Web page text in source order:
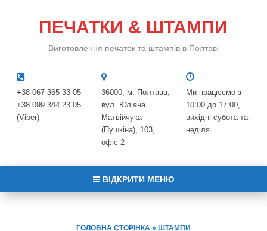
ПЕЧАТКИ & ШТАМПИ
Виготовлення печаток та штампів в Полтаві
Ми працюємо з
10:00 до 17:00,
вихідні субота та
неділя
36000, м. Полтава,
вул. Юліана
Матвійчука
(Пушкіна), 103,
офіс 2
+38 067 365 33 05
+38 099 344 23 05
(Viber)
ВІДКРИТИ МЕНЮ
ГОЛОВНА СТОРІНКА » ШТАМПИ